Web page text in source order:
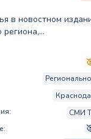
в новостном
региона,
на городскую
СМИ